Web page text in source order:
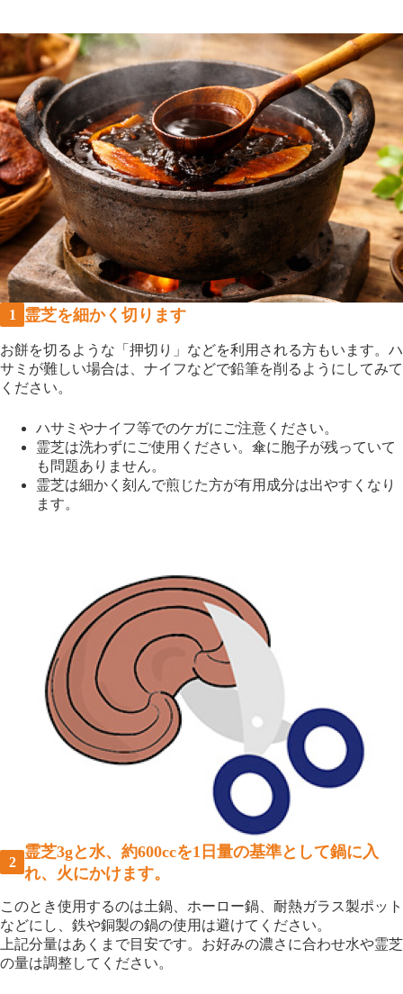
霊芝を細かく切ります
お餅を切るような「押切り」などを利用される方もいます。ハ
サミが難しい場合は、ナイフなどで鉛筆を削るようにしてみて
ください。
ハサミやナイフ等でのケガにご注意ください。
霊芝は洗わずにご使用ください。傘に胞子が残っていて
も問題ありません。
霊芝は細かく刻んで煎じた方が有用成分は出やすくなり
ます。
霊芝3gと水、約600ccを1日量の基準として鍋に入
れ、火にかけます。
このとき使用するのは土鍋、ホーロー鍋、耐熱ガラス製ポット
などにし、鉄や銅製の鍋の使用は避けてください。
上記分量はあくまで目安です。お好みの濃さに合わせ水や霊芝
の量は調整してください。